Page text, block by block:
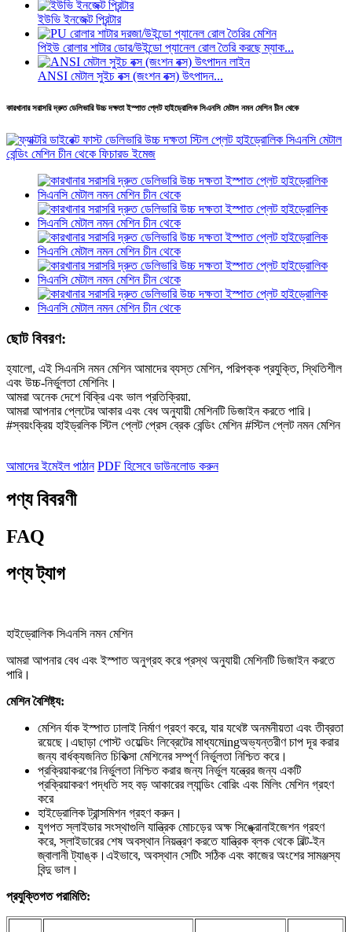
ইউভি ইনজেক্ট প্রিন্টার
পিইউ রোলার শাটার ডোর/উইন্ডো প্যানেল রোল তৈরি করছে ম্যাক...
ANSI মেটাল সুইচ বক্স (জংশন বক্স) উৎপাদন...
কারখানার সরাসরি দ্রুত ডেলিভারি উচ্চ দক্ষতা ইস্পাত প্লেট হাইড্রোলিক সিএনসি মেটাল নমন মেশিন চীন থেকে
ছোট বিবরণ:
হ্যালো, এই সিএনসি নমন মেশিন আমাদের ব্যস্ত মেশিন, পরিপক্ক প্রযুক্তি, স্থিতিশীল
এবং উচ্চ-নির্ভুলতা মেশিনিং।
আমরা অনেক দেশে বিক্রি এবং ভাল প্রতিক্রিয়া.
আমরা আপনার প্লেটের আকার এবং বেধ অনুযায়ী মেশিনটি ডিজাইন করতে পারি।
#স্বয়ংক্রিয় হাইড্রলিক স্টিল প্লেট প্রেস ব্রেক বেন্ডিং মেশিন #স্টিল প্লেট নমন মেশিন
আমাদের ইমেইল পাঠান PDF হিসেবে ডাউনলোড করুন
পণ্য বিবরণী
FAQ
পণ্য ট্যাগ
হাইড্রোলিক সিএনসি নমন মেশিন
আমরা আপনার বেধ এবং ইস্পাত অনুগ্রহ করে প্রস্থ অনুযায়ী মেশিনটি ডিজাইন করতে
পারি।
মেশিন বৈশিষ্ট্য:
মেশিন র্যাক ইস্পাত ঢালাই নির্মাণ গ্রহণ করে, যার যথেষ্ট অনমনীয়তা এবং তীব্রতা
রয়েছে।এছাড়া পোস্ট ওয়েল্ডিং লিব্রেটের মাধ্যমেingঅভ্যন্তরীণ চাপ দূর করার
জন্য বার্ধক্যজনিত চিকিত্সা মেশিনের সম্পূর্ণ নির্ভুলতা নিশ্চিত করে।
প্রক্রিয়াকরণের নির্ভুলতা নিশ্চিত করার জন্য নির্ভুল যন্ত্রের জন্য একটি
প্রক্রিয়াকরণ পদ্ধতি সহ বড় আকারের ল্যান্ডিং বোরিং এবং মিলিং মেশিন গ্রহণ
করে
হাইড্রোলিক ট্রান্সমিশন গ্রহণ করুন।
যুগপত স্লাইডার সংস্থাগুলি যান্ত্রিক মোচড়ের অক্ষ সিঙ্ক্রোনাইজেশন গ্রহণ
করে, স্লাইডারের শেষ অবস্থান নিয়ন্ত্রণ করতে যান্ত্রিক ব্লক থেকে বিল্ট-ইন
জ্বালানী ট্যাঙ্ক।এইভাবে, অবস্থান সেটিং সঠিক এবং কাজের অংশের সামঞ্জস্য
বিন্দু ভাল।
প্রযুক্তিগত পরামিতি: